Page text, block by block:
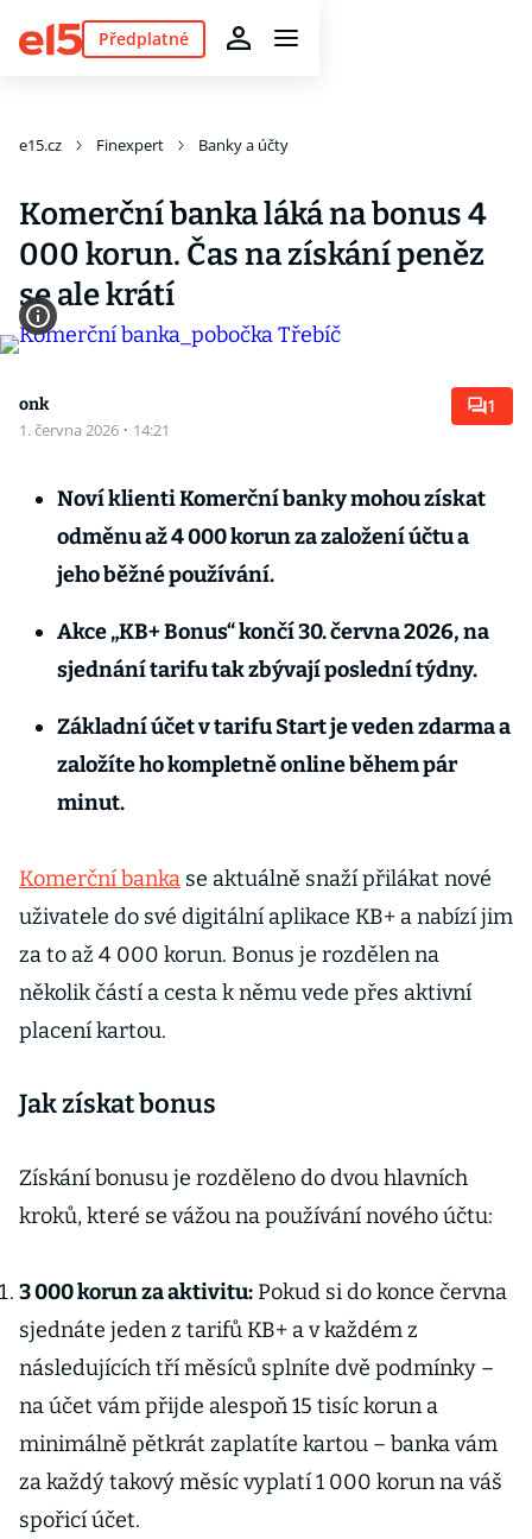
Předplatné
e15.cz Finexpert Banky a účty
Komerční banka láká na bonus 4
000 korun. Čas na získání peněz
se ale krátí
onk
1. června 2026 · 14:21
1
Noví klienti Komerční banky mohou získat
odměnu až 4 000 korun za založení účtu a
jeho běžné používání.
Akce „KB+ Bonus“ končí 30. června 2026, na
sjednání tarifu tak zbývají poslední týdny.
Základní účet v tarifu Start je veden zdarma a
založíte ho kompletně online během pár
minut.
Komerční banka se aktuálně snaží přilákat nové
uživatele do své digitální aplikace KB+ a nabízí jim
za to až 4 000 korun. Bonus je rozdělen na
několik částí a cesta k němu vede přes aktivní
placení kartou.
Jak získat bonus
Získání bonusu je rozděleno do dvou hlavních
kroků, které se vážou na používání nového účtu:
3 000 korun za aktivitu:Pokud si do konce června
sjednáte jeden z tarifů KB+ a v každém z
následujících tří měsíců splníte dvě podmínky –
na účet vám přijde alespoň 15 tisíc korun a
minimálně pětkrát zaplatíte kartou – banka vám
za každý takový měsíc vyplatí 1 000 korun na váš
spořicí účet.